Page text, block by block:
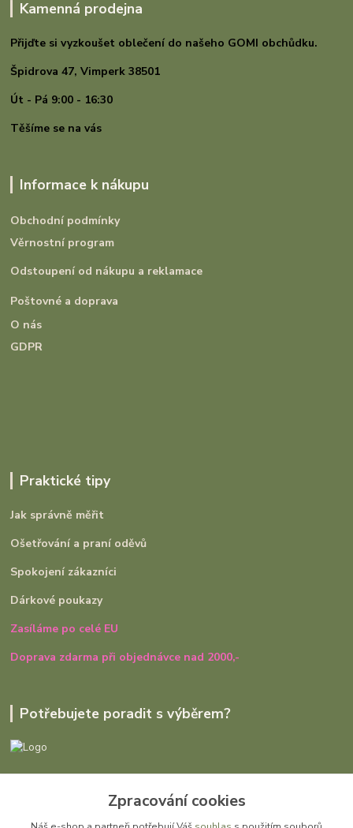
Kamenná prodejna
Přijďte si vyzkoušet oblečení do našeho GOMI obchůdku.
Špidrova 47,Vimperk 38501
Út - Pá 9:00 - 16:30
Těšíme se na vás
Informace k nákupu
Obchodní podmínky
Věrnostní program
Odstoupení od nákupu a reklamace
Poštovné a doprava
O nás
GDPR
Praktické tipy
Jak správně měřit
Ošetřování a praní oděvů
Spokojení zákazníci
Dárkové poukazy
Zasíláme po celé EU
Doprava zdarma při objednávce nad 2000,-
Potřebujete poradit s výběrem?
+420 727 979 401
Zpracování cookies